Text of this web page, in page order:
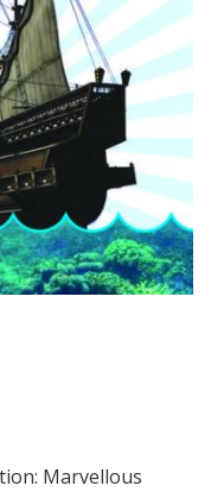
Marvellous